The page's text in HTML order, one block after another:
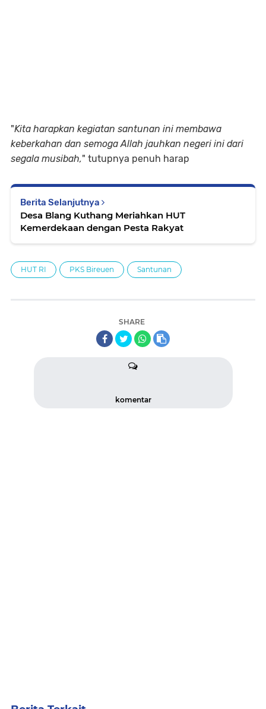
"Kita harapkan kegiatan santunan ini membawa
keberkahan dan semoga Allah jauhkan negeri ini dari
segala musibah," tutupnya penuh harap
Berita Selanjutnya
Desa Blang Kuthang Meriahkan HUT
Kemerdekaan dengan Pesta Rakyat
HUT RI PKS Bireuen Santunan
SHARE
komentar